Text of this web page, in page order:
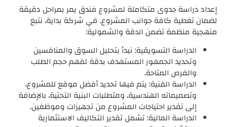
إعداد دراسة جدوى متكاملة لمشروع فندق يمر بمراحل دقيقة
لضمان تغطية كافة جوانب المشروع. في شركة بداية، نتبع
منهجية منظمة تضمن الدقة والشمولية:
الدراسة التسويقية: نبدأ بتحليل السوق والمنافسين
وتحديد الجمهور المستهدف بدقة لفهم حجم الطلب
والفرص المتاحة.
الدراسة الفنية: يتم فيها تحديد أفضل موقع للمشروع،
وتصميماته الهندسية، ومتطلبات البنية التحتية، بالإضافة
إلى تقدير احتياجات المشروع من تجهيزات وموظفين.
الدراسة المالية: تشمل تقدير التكاليف الاستثمارية